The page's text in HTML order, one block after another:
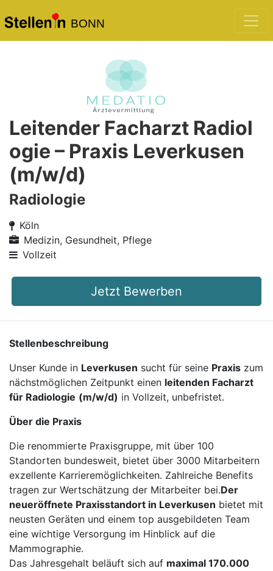
BONN
Leitender Facharzt Radiol
ogie – Praxis Leverkusen
(m/w/d)
Radiologie
Köln
Medizin, Gesundheit, Pflege
Vollzeit
Jetzt Bewerben
Stellenbeschreibung
Unser Kunde in Leverkusen sucht für seine Praxis zum
nächstmöglichen Zeitpunkt einen leitenden Facharzt
für Radiologie (m/w/d) in Vollzeit, unbefristet.
Über die Praxis
Die renommierte Praxisgruppe, mit über 100
Standorten bundesweit, bietet über 3000 Mitarbeitern
exzellente Karrieremöglichkeiten. Zahlreiche Benefits
tragen zur Wertschätzung der Mitarbeiter bei.Der
neueröffnete Praxisstandort in Leverkusen bietet mit
neusten Geräten und einem top ausgebildeten Team
eine wichtige Versorgung im Hinblick auf die
Mammographie.
Das Jahresgehalt beläuft sich auf maximal 170.000